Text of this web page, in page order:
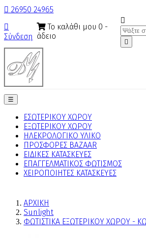
 26950 24965

Σύνδεση
Το καλάθι μου 0 -
άδειο


Toggle
navigation
☰
ΕΣΩΤΕΡΙΚΟΥ ΧΩΡΟΥ
ΕΞΩΤΕΡΙΚΟΥ ΧΩΡΟΥ
ΗΛΕΚΡΟΛΟΓΙΚΟ ΥΛΙΚΟ
ΠΡΟΣΦΟΡΕΣ BAZAAR
ΕΙΔΙΚΕΣ ΚΑΤΑΣΚΕΥΕΣ
ΕΠΑΓΓΕΛΜΑΤΙΚΟΣ ΦΩΤΙΣΜΟΣ
ΧΕΙΡΟΠΟΙΗΤΕΣ ΚΑΤΑΣΚΕΥΕΣ
ΑΡΧΙΚΗ
Sunlight
ΦΩΤΙΣΤΙΚΑ ΕΞΩΤΕΡΙΚΟΥ ΧΩΡΟΥ -